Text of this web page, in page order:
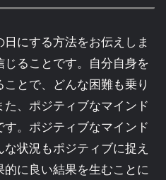
にする方法をお伝えしま
ることです。自分自身を
とで、どんな困難も乗り
、ポジティブなマインド
。ポジティブなマインド
状況もポジティブに捉え
に良い結果を生むことに